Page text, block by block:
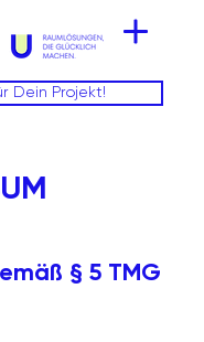
Dein Projekt!
§ 5 TMG